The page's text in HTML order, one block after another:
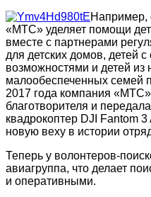
Например,
«МТС» уделяет помощи
вместе с партнерами
для детских домов, детей
возможностями и детей из
малообеспеченных семей
2017 года компания
благотворителя и
квадрокоптер DJI Fantom
новую веху в истории
Теперь у волонтеров-
авиагруппа, что делает
и оперативными.